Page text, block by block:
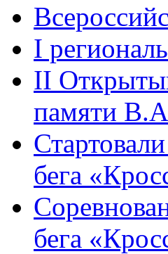
I
II
памяти
бега
бега